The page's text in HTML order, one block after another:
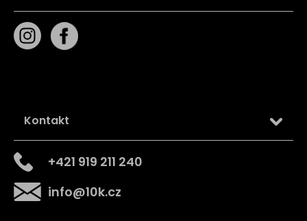
Kontakt
info@10k.cz
+421 919 211 240